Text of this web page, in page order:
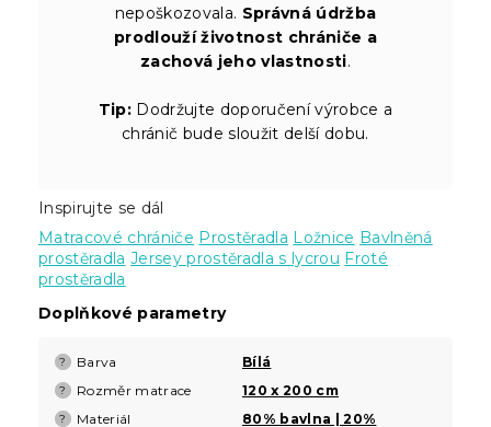
nepoškozovala. Správná údržba
prodlouží životnost chrániče a
zachová jeho vlastnosti.
Tip: Dodržujte doporučení výrobce a
chránič bude sloužit delší dobu.
Inspirujte se dál
Matracové chrániče Prostěradla Ložnice Bavlněná
prostěradla Jersey prostěradla s lycrou Froté
prostěradla
Doplňkové parametry
? Barva Bílá
? Rozměr matrace 120 x 200 cm
? Materiál
80% bavlna | 20%